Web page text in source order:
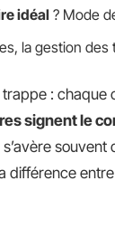
idéal? Mode
la gestion
:
signent le
s’avère souvent
différence